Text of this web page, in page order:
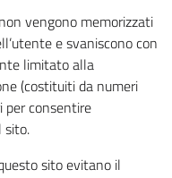
vengono memorizzati
e svaniscono con
limitato alla
(costituiti da numeri
per consentire
sito.
sito evitano il